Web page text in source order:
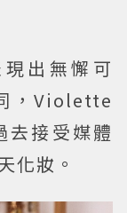
出無懈可
，Violette
去接受媒體
化妝。